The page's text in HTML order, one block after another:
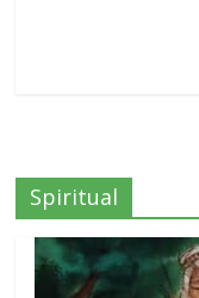
Spiritual